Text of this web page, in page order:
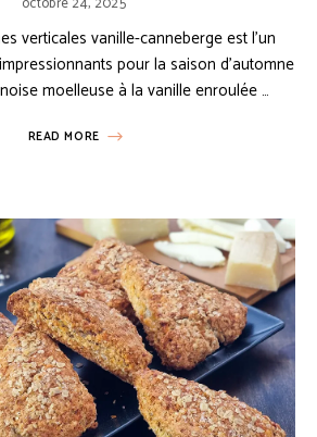
verticales vanille-canneberge est l’un
pour la saison d’automne
moelleuse à la vanille enroulée …
READ MORE